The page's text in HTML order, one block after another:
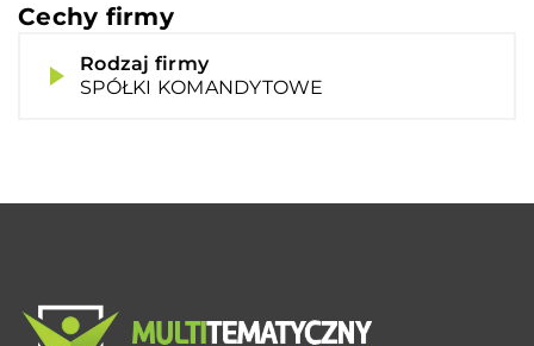
Cechy firmy
Rodzaj firmy
SPÓŁKI KOMANDYTOWE